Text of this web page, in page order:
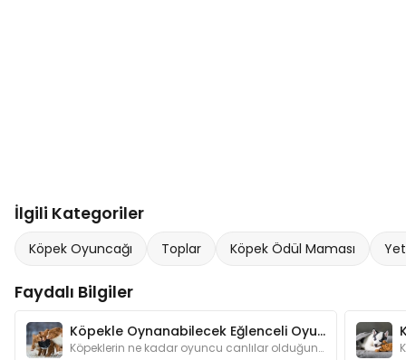
İlgili Kategoriler
Köpek Oyuncağı Toplar Köpek Ödül Maması
Faydalı Bilgiler
Köpekle Oynanabilecek Eğlenceli Oyunlar
Köpeklerin ne kadar oyuncu canlılar olduğunu anlatmamıza gerek var mı? Oyunlar hem köpeğinizin zeka gelişimine katkı sağlar hem de onu mutlu eder.